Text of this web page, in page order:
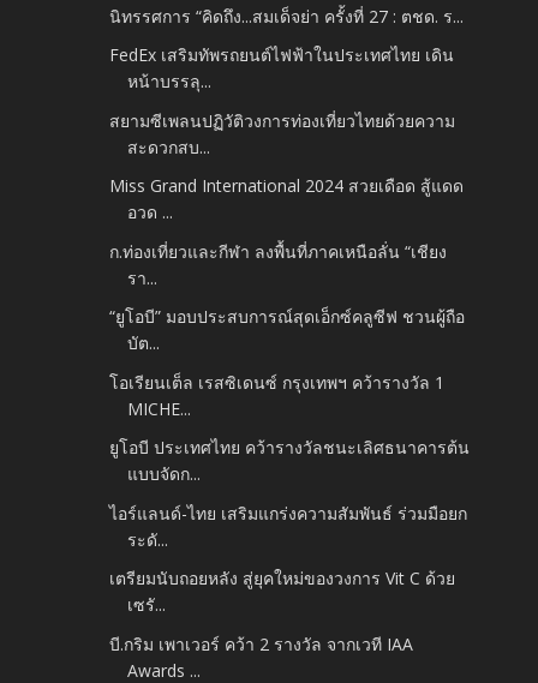
นิทรรศการ “คิดถึง...สมเด็จย่า ครั้งที่ 27 : ตชด. ร...
FedEx เสริมทัพรถยนต์ไฟฟ้าในประเทศไทย เดิน
หน้าบรรลุ...
สยามซีเพลนปฏิวัติวงการท่องเที่ยวไทยด้วยความ
สะดวกสบ...
Miss Grand International 2024 สวยเดือด สู้แดด
อวด ...
ก.ท่องเที่ยวและกีฬา ลงพื้นที่ภาคเหนือลั่น “เชียง
รา...
“ยูโอบี” มอบประสบการณ์สุดเอ็กซ์คลูซีฟ ชวนผู้ถือ
บัต...
โอเรียนเต็ล เรสซิเดนซ์ กรุงเทพฯ คว้ารางวัล 1
MICHE...
ยูโอบี ประเทศไทย คว้ารางวัลชนะเลิศธนาคารต้น
แบบจัดก...
ไอร์แลนด์-ไทย เสริมแกร่งความสัมพันธ์ ร่วมมือยก
ระดั...
เตรียมนับถอยหลัง สู่ยุคใหม่ของวงการ Vit C ด้วย
เซรั...
บี.กริม เพาเวอร์ คว้า 2 รางวัล จากเวที IAA
Awards ...